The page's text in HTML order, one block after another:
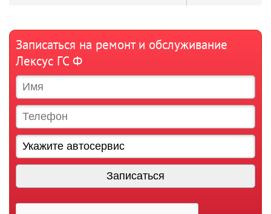
Записаться на ремонт и обслуживание
Лексус ГС Ф